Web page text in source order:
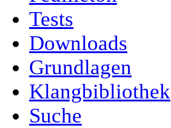
Tests
Downloads
Grundlagen
Klangbibliothek
Suche